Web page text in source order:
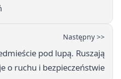
Następny >>
pod lupą. Ruszają
o ruchu i bezpieczeństwie